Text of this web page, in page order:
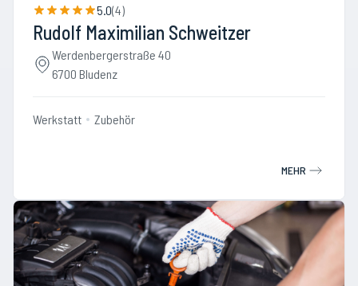
5.0(4)
Rudolf Maximilian Schweitzer
Werdenbergerstraße 40
6700 Bludenz
Werkstatt Zubehör
MEHR